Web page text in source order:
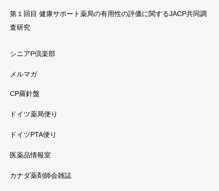
第１回目 健康サポート薬局の有用性の評価に関するJACP共同調
査研究
シニアP倶楽部
メルマガ
CP羅針盤
ドイツ薬局便り
ドイツPTA便り
医薬品情報室
カナダ薬剤師会雑誌